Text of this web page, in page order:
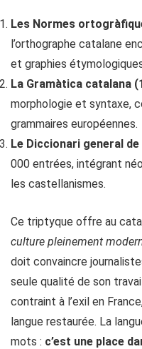
Les Normes
l’orthographe catalane
et graphies
La Gramàtica catalana
morphologie et syntaxe,
grammaires européennes.
Le Diccionari general
000 entrées, intégrant
les castellanismes.
Ce triptyque offre au
culture pleinement
doit convaincre
seule qualité de son
contraint à l’exil en
langue restaurée. La
mots : c’est une place